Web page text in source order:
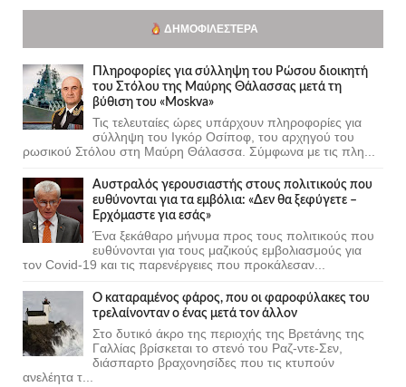
ΔΗΜΟΦΙΛΈΣΤΕΡΑ
Πληροφορίες για σύλληψη του Ρώσου διοικητή
του Στόλου της Mαύρης Θάλασσας μετά τη
βύθιση του «Moskva»
Τις τελευταίες ώρες υπάρχουν πληροφορίες για
σύλληψη του Ιγκόρ Οσίποφ, του αρχηγού του
ρωσικού Στόλου στη Μαύρη Θάλασσα. Σύμφωνα με τις πλη...
Αυστραλός γερουσιαστής στους πολιτικούς που
ευθύνονται για τα εμβόλια: «Δεν θα ξεφύγετε –
Ερχόμαστε για εσάς»
Ένα ξεκάθαρο μήνυμα προς τους πολιτικούς που
ευθύνονται για τους μαζικούς εμβολιασμούς για
τον Covid-19 και τις παρενέργειες που προκάλεσαν...
Ο καταραμένος φάρος, που οι φαροφύλακες του
τρελαίνονταν ο ένας μετά τον άλλον
Στο δυτικό άκρο της περιοχής της Βρετάνης της
Γαλλίας βρίσκεται το στενό του Ραζ-ντε-Σεν,
διάσπαρτο βραχονησίδες που τις κτυπούν
ανελέητα τ...